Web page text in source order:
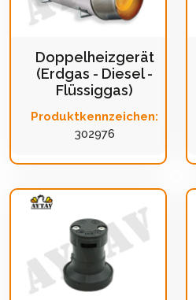
Doppelheizgerät
(Erdgas - Diesel -
Flüssiggas)
Produktkennzeichen:
302976